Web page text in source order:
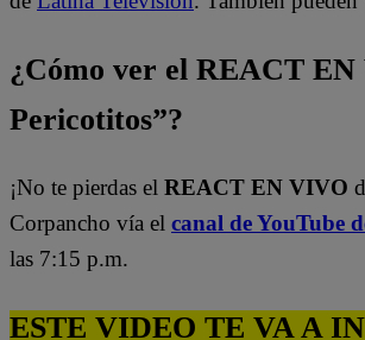
¿Cómo ver el REACT
Pericotitos”?
¡No te pierdas el REACT EN VIVO
Corpancho vía el canal de YouTube
las 7:15 p.m.
ESTE VIDEO TE VA A